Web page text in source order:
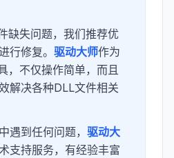
缺失问题，我们推荐优
行修复。 驱动大师作为
，不仅操作简单，而且
解决各种DLL文件相关
遇到任何问题， 驱动大
支持服务，有经验丰富